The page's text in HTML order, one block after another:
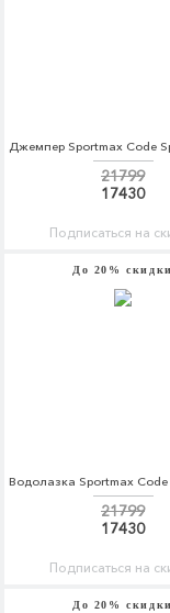
21799
17430
Подписаться на
До 20% скидки
21799
17430
Подписаться на
До 20% скидки